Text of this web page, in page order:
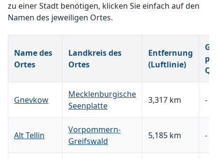
zu einer Stadt benötigen, klicken Sie einfach auf den
Namen des jeweiligen Ortes.
Name des
Ortes
Landkreis des
Ortes
Entfernung
(Luftlinie)
Gnevkow
Mecklenburgische
Seenplatte
3,317 km -
Alt Tellin
Vorpommern-
Greifswald
5,185 km -